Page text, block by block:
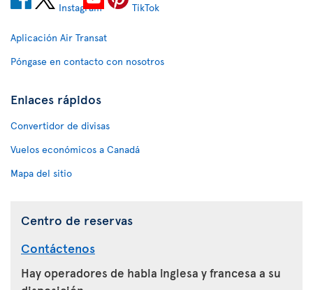
Aplicación Air Transat
Póngase en contacto con nosotros
Enlaces rápidos
Convertidor de divisas
Vuelos económicos a Canadá
Mapa del sitio
Centro de reservas
Contáctenos
Hay operadores de habla inglesa y francesa a su